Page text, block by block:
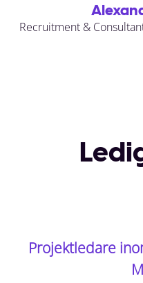
Recruitment &
Projektledare